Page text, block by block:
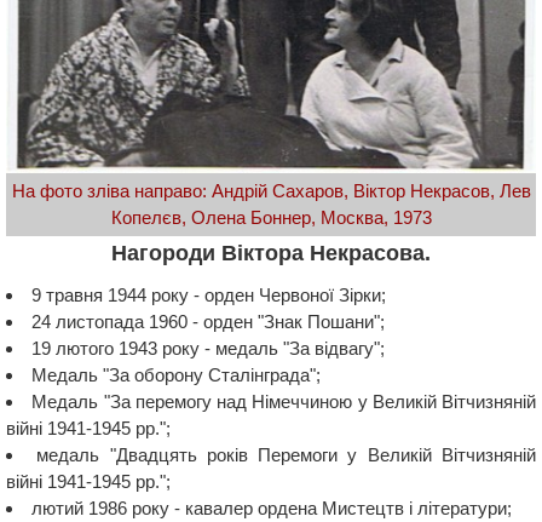
На фото зліва направо: Андрій Сахаров, Віктор Некрасов, Лев
Копелєв, Олена Боннер, Москва, 1973
Нагороди Віктора Некрасова.
9 травня 1944 року - орден Червоної Зірки;
24 листопада 1960 - орден "Знак Пошани";
19 лютого 1943 року - медаль "За відвагу";
Медаль "За оборону Сталінграда";
Медаль "За перемогу над Німеччиною у Великій Вітчизняній
війні 1941-1945 рр.";
медаль "Двадцять років Перемоги у Великій Вітчизняній
війні 1941-1945 рр.";
лютий 1986 року - кавалер ордена Мистецтв і літератури;